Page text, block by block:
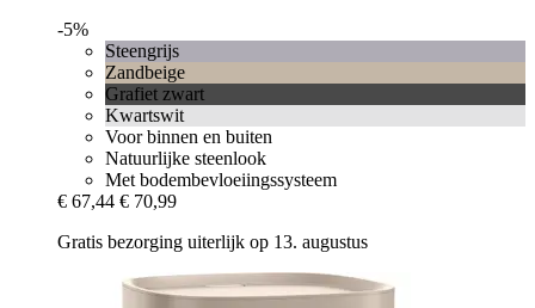
-5%
Steengrijs
Zandbeige
Grafiet zwart
Kwartswit
Voor binnen en buiten
Natuurlijke steenlook
Met bodembevloeiingssysteem
€ 67,44 € 70,99
Gratis bezorging uiterlijk op 13. augustus